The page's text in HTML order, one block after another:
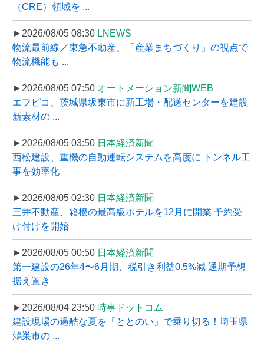
（CRE）領域を ...
►2026/08/05 08:30 LNEWS
物流最前線／東急不動産、「産業まちづくり」の視点で
物流機能も ...
►2026/08/05 07:50 オートメーション新聞WEB
エフピコ、茨城県坂東市に新工場・配送センターを建設
新素材の ...
►2026/08/05 03:50 日本経済新聞
西松建設、重機の自動運転システムを高度に トンネル工
事を効率化
►2026/08/05 02:30 日本経済新聞
三井不動産、箱根の最高級ホテルを12月に開業 予約受
け付けを開始
►2026/08/05 00:50 日本経済新聞
第一建設の26年4〜6月期、税引き利益0.5%減 通期予想
据え置き
►2026/08/04 23:50 時事ドットコム
建設現場の過酷な夏を「ととのい」で乗り切る！埼玉県
鴻巣市の ...